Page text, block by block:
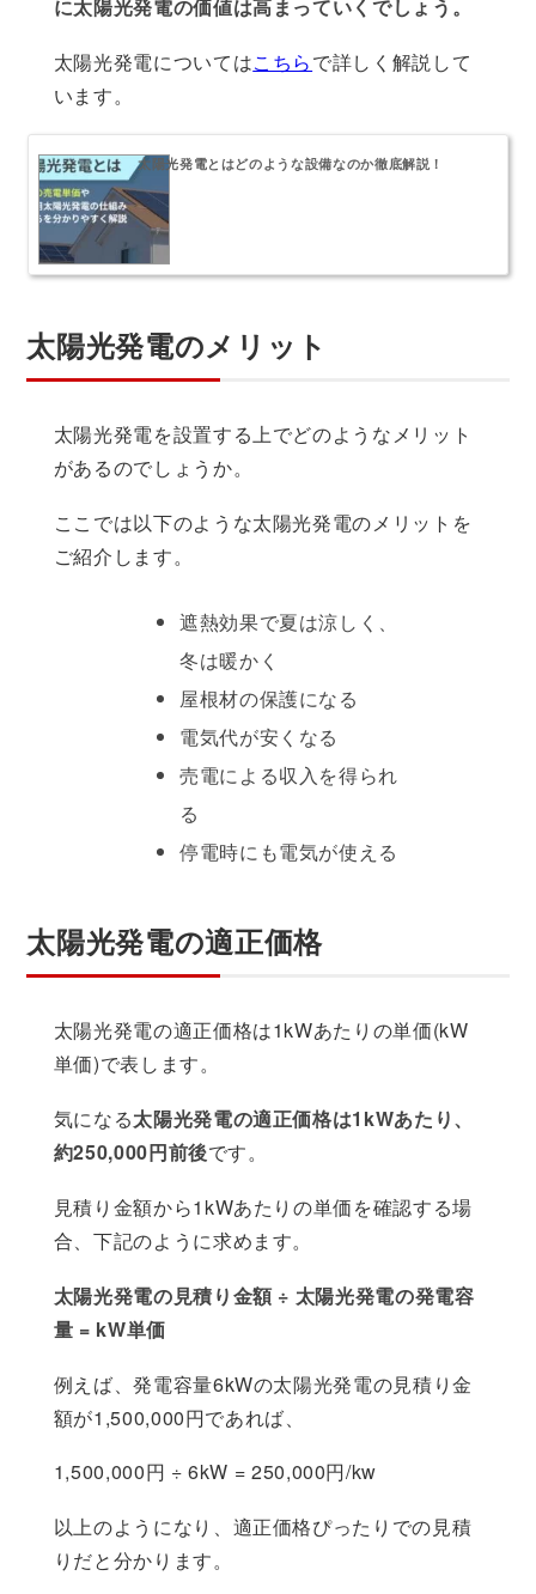
に太陽光発電の価値は高まっていくでしょう。
太陽光発電についてはこちらで詳しく解説して
います。
太陽光発電とはどのような設備なのか徹底解説！
太陽光発電のメリット
太陽光発電を設置する上でどのようなメリット
があるのでしょうか。
ここでは以下のような太陽光発電のメリットを
ご紹介します。
遮熱効果で夏は涼しく、
冬は暖かく
屋根材の保護になる
電気代が安くなる
売電による収入を得られ
る
停電時にも電気が使える
太陽光発電の適正価格
太陽光発電の適正価格は1kWあたりの単価(kW
単価)で表します。
気になる太陽光発電の適正価格は1kWあたり、
約250,000円前後です。
見積り金額から1kWあたりの単価を確認する場
合、下記のように求めます。
太陽光発電の見積り金額 ÷ 太陽光発電の発電容
量 = kW単価
例えば、発電容量6kWの太陽光発電の見積り金
額が1,500,000円であれば、
1,500,000円 ÷ 6kW = 250,000円/kw
以上のようになり、適正価格ぴったりでの見積
りだと分かります。